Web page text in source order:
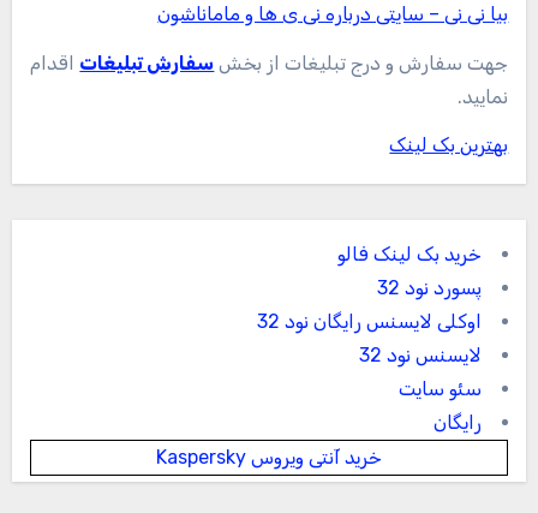
بیا نی نی – سایتی درباره نی ی ها و ماماناشون
جهت سفارش و درج تبلیغات از بخش سفارش تبلیغات اقدام
نمایید.
بهترین بک لینک
خرید بک لینک فالو
پسورد نود 32
اوکلی لایسنس رایگان نود 32
لایسنس نود 32
سئو سایت
رایگان
خرید آنتی ویروس Kaspersky